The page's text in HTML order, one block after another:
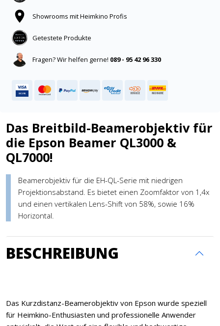
Showrooms mit Heimkino Profis
Getestete Produkte
Fragen? Wir helfen gerne! 089 - 95 42 96 330
Das Breitbild-Beamerobjektiv für
die Epson Beamer QL3000 &
QL7000!
Beamerobjektiv für die EH-QL-Serie mit niedrigen
Projektionsabstand. Es bietet einen Zoomfaktor von 1,4x
und einen vertikalen Lens-Shift von 58%, sowie 16%
Horizontal.
BESCHREIBUNG
Das Kurzdistanz-Beamerobjektiv von Epson wurde speziell
für Heimkino-Enthusiasten und professionelle Anwender